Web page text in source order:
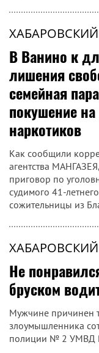
В Ванино к
лишения
семейная
покушение
наркотиков
Как сообщили
агентства
приговор по
судимого 41-
сожительницы из
Не
бруском
Мужчине причинен
злоумышленника
полиции № 2 УМВД